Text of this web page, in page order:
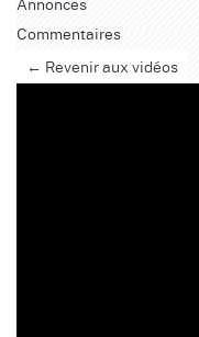
Commentaires
← Revenir aux vidéos